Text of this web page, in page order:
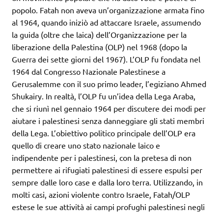
popolo. Fatah non aveva un’organizzazione armata fino
al 1964, quando iniziò ad attaccare Israele, assumendo
la guida (oltre che laica) dell’Organizzazione per la
liberazione della Palestina (OLP) nel 1968 (dopo la
Guerra dei sette giorni del 1967). L’OLP fu fondata nel
1964 dal Congresso Nazionale Palestinese a
Gerusalemme con il suo primo leader, l’egiziano Ahmed
Shukairy. In realtà, l’OLP fu un’idea della Lega Araba,
che si riunì nel gennaio 1964 per discutere dei modi per
aiutare i palestinesi senza danneggiare gli stati membri
della Lega. L’obiettivo politico principale dell’OLP era
quello di creare uno stato nazionale laico e
indipendente per i palestinesi, con la pretesa di non
permettere ai rifugiati palestinesi di essere espulsi per
sempre dalle loro case e dalla loro terra. Utilizzando, in
molti casi, azioni violente contro Israele, Fatah/OLP
estese le sue attività ai campi profughi palestinesi negli